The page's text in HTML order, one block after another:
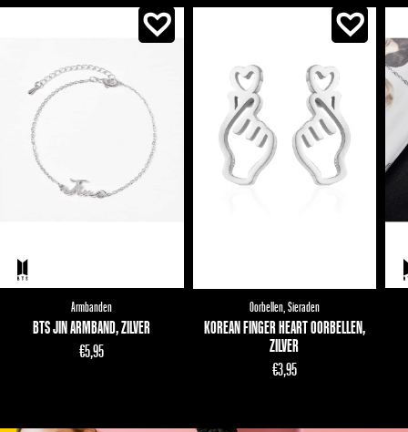
Armbanden
BTS JIN ARMBAND, ZILVER
€5,95
Oorbellen, Sieraden
KOREAN FINGER HEART OORBELLEN,
ZILVER
€3,95